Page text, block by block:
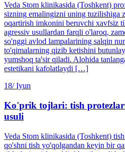
Veda Stom klinikasida (Toshkent)
sizning emalingizni uning tuzilishiga
oqartirish imkonini beruvchi xavfsiz
agressiv usullardan farqli o'laroq,
so'nggi avlod lampalarining salqin
to'qimalarning qizib ketishini
yumshoq ta'sir qiladi. Alohida
estetikani kafolatlaydi […]
18/ Iyun
Ko'prik tojlari: tish
usuli
Veda Stom klinikasida (Toshkent)
qo'shni tish yo'qolgandan keyin bir